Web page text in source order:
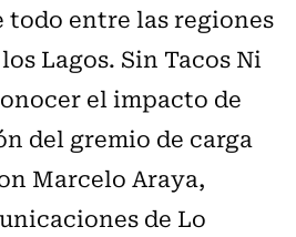
entre las regiones
Lagos. Sin Tacos Ni
el impacto de
del gremio de carga
Marcelo Araya,
de Lo